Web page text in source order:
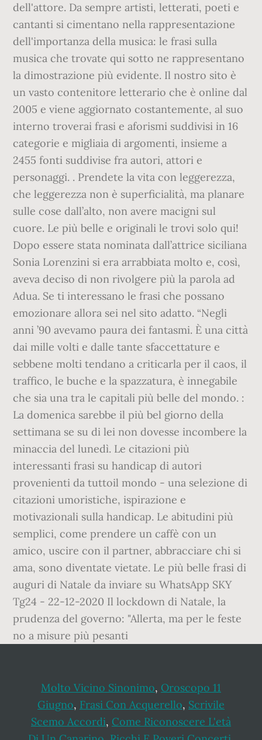
dell'attore. Da sempre artisti, letterati, poeti e
cantanti si cimentano nella rappresentazione
dell'importanza della musica: le frasi sulla
musica che trovate qui sotto ne rappresentano
la dimostrazione più evidente. Il nostro sito è
un vasto contenitore letterario che è online dal
2005 e viene aggiornato costantemente, al suo
interno troverai frasi e aforismi suddivisi in 16
categorie e migliaia di argomenti, insieme a
2455 fonti suddivise fra autori, attori e
personaggi. . Prendete la vita con leggerezza,
che leggerezza non è superficialità, ma planare
sulle cose dall’alto, non avere macigni sul
cuore. Le più belle e originali le trovi solo qui!
Dopo essere stata nominata dall’attrice siciliana
Sonia Lorenzini si era arrabbiata molto e, così,
aveva deciso di non rivolgere più la parola ad
Adua. Se ti interessano le frasi che possano
emozionare allora sei nel sito adatto. “Negli
anni ’90 avevamo paura dei fantasmi. È una città
dai mille volti e dalle tante sfaccettature e
sebbene molti tendano a criticarla per il caos, il
traffico, le buche e la spazzatura, è innegabile
che sia una tra le capitali più belle del mondo. :
La domenica sarebbe il più bel giorno della
settimana se su di lei non dovesse incombere la
minaccia del lunedì. Le citazioni più
interessanti frasi su handicap di autori
provenienti da tuttoil mondo - una selezione di
citazioni umoristiche, ispirazione e
motivazionali sulla handicap. Le abitudini più
semplici, come prendere un caffè con un
amico, uscire con il partner, abbracciare chi si
ama, sono diventate vietate. Le più belle frasi di
auguri di Natale da inviare su WhatsApp SKY
Tg24 - 22-12-2020 Il lockdown di Natale, la
prudenza del governo: "Allerta, ma per le feste
no a misure più pesanti
Molto Vicino Sinonimo, Oroscopo 11
Giugno, Frasi Con Acquerello, Scrivile
Scemo Accordi, Come Riconoscere L'età